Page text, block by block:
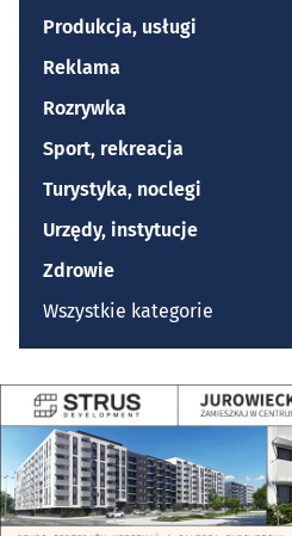
Produkcja, usługi
Reklama
Rozrywka
Sport, rekreacja
Turystyka, noclegi
Urzędy, instytucje
Zdrowie
Wszystkie kategorie